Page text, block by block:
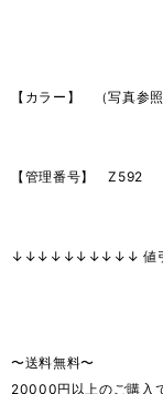
【カラー】 （写真参照
【管理番号】 Z592
↓↓↓↓↓↓↓↓↓↓ 値
〜送料無料〜
20000円以上のご購入